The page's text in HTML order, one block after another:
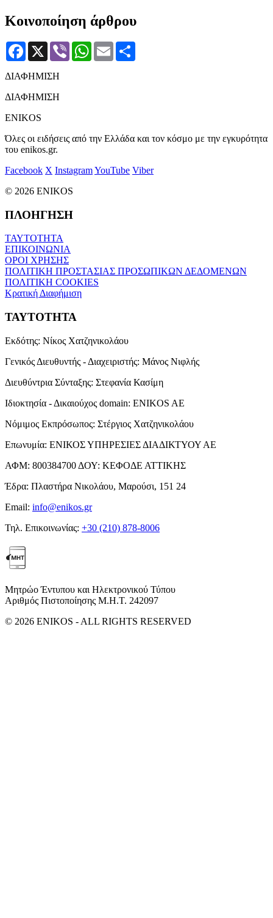
Κοινοποίηση άρθρου
Facebook
X Viber WhatsApp
Email
ΔΙΑΦΗΜΙΣΗ
ΔΙΑΦΗΜΙΣΗ
ENIKOS
Όλες οι ειδήσεις από την Ελλάδα και τον κόσμο με την εγκυρότητα
του enikos.gr.
Facebook X InstagramYouTube Viber
© 2026 ENIKOS
ΠΛΟΗΓΗΣΗ
ΤΑΥΤΟΤΗΤΑ
ΕΠΙΚΟΙΝΩΝΙΑ
ΟΡΟΙ ΧΡΗΣΗΣ
ΠΟΛΙΤΙΚΗ ΠΡΟΣΤΑΣΙΑΣ ΠΡΟΣΩΠΙΚΩΝ ΔΕΔΟΜΕΝΩΝ
ΠΟΛΙΤΙΚΗ COOKIES
Κρατική Διαφήμιση
ΤΑΥΤΟΤΗΤΑ
Εκδότης: Νίκος Χατζηνικολάου
Γενικός Διευθυντής - Διαχειριστής: Μάνος Νιφλής
Διευθύντρια Σύνταξης: Στεφανία Κασίμη
Ιδιοκτησία - Δικαιούχος domain: ENIKOS AE
Νόμιμος Εκπρόσωπος: Στέργιος Χατζηνικολάου
Επωνυμία: ΕΝΙΚΟΣ ΥΠΗΡΕΣΙΕΣ ΔΙΑΔΙΚΤΥΟΥ ΑΕ
ΑΦΜ: 800384700 ΔΟΥ: ΚΕΦΟΔΕ ΑΤΤΙΚΗΣ
Έδρα: Πλαστήρα Νικολάου, Μαρούσι, 151 24
Email: info@enikos.gr
Τηλ. Επικοινωνίας: +30 (210) 878-8006
Μητρώο Έντυπου και Ηλεκτρονικού Τύπου
Αριθμός Πιστοποίησης Μ.Η.Τ. 242097
© 2026 ENIKOS - ALL RIGHTS RESERVED